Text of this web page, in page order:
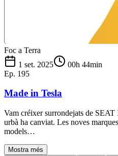
Foc a Terra
1 set. 2025
00h 44min
Ep. 195
Made in Tesla
Vam créixer surrondejats de
urbà ha canviat. Les noves
models…
Mostra més